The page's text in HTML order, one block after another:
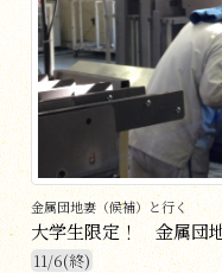
金属団地妻（候補）と行く
大学生限定！ 金属団
11/6(終)